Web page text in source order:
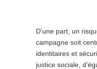
D’une part, un
campagne soit
identitaires et
justice sociale,